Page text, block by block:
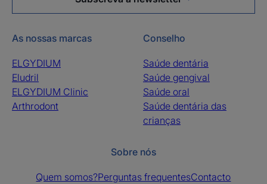
As nossas marcas
ELGYDIUM
Eludril
ELGYDIUM Clinic
Arthrodont
Conselho
Saúde dentária
Saúde gengival
Saúde oral
Saúde dentária das
crianças
Sobre nós
Quem somos?Perguntas frequentesContacto